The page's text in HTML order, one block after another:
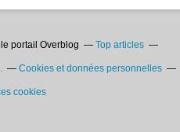
portail Overblog Top articles
Cookies et données personnelles
cookies